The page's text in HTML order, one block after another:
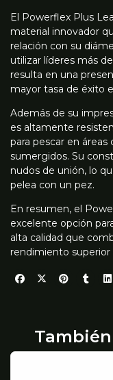
El Powerflex Plus
material innovador
relación con su
utilizar líderes más
resulta en una
mayor tasa de éxito
Además de su
es altamente
para pescar en
sumergidos. Su
nudos de unión, lo
pelea con un pez.
En resumen, el
excelente opción
alta calidad que
rendimiento superior